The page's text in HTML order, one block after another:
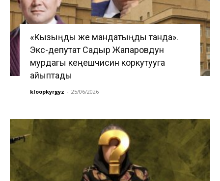
«Кызыңды же мандатыңды танда».
Экс-депутат Садыр Жапаровдун
мурдагы кеңешчисин коркутууга
айыптады
kloopkyrgyz - 25/06/2026